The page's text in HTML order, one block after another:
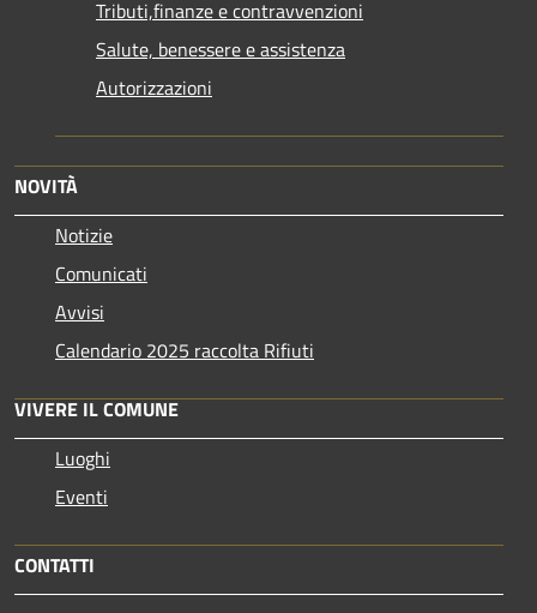
Tributi,finanze e contravvenzioni
Salute, benessere e assistenza
Autorizzazioni
NOVITÀ
Notizie
Comunicati
Avvisi
Calendario 2025 raccolta Rifiuti
VIVERE IL COMUNE
Luoghi
Eventi
CONTATTI